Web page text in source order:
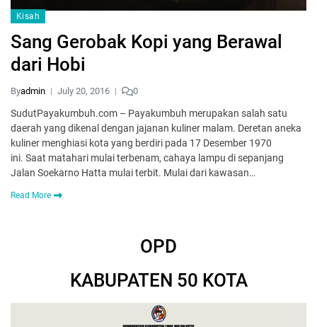
Kisah
Sang Gerobak Kopi yang Berawal
dari Hobi
Byadmin July 20, 2016 0
SudutPayakumbuh.com – Payakumbuh merupakan salah satu
daerah yang dikenal dengan jajanan kuliner malam. Deretan aneka
kuliner menghiasi kota yang berdiri pada 17 Desember 1970
ini. Saat matahari mulai terbenam, cahaya lampu di sepanjang
Jalan Soekarno Hatta mulai terbit. Mulai dari kawasan…
Read More
OPD
KABUPATEN 50 KOTA